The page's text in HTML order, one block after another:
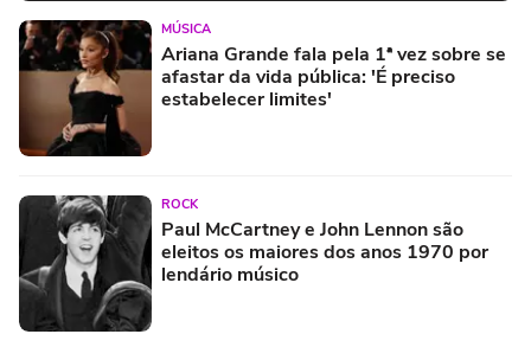
MÚSICA
Ariana Grande fala pela 1ª vez sobre se
afastar da vida pública: 'É preciso
estabelecer limites'
ROCK
Paul McCartney e John Lennon são
eleitos os maiores dos anos 1970 por
lendário músico